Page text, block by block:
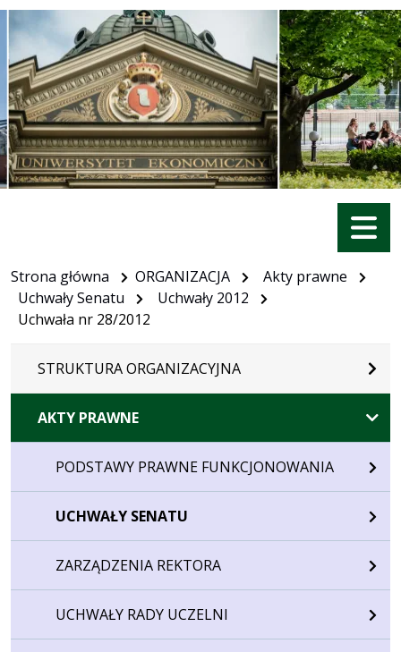
ciemną
Menu
Strona główna ORGANIZACJA
Akty prawne
Uchwały Senatu
Uchwały 2012
Uchwała nr 28/2012
STRUKTURA ORGANIZACYJNA
AKTY PRAWNE
PODSTAWY PRAWNE FUNKCJONOWANIA
UCHWAŁY SENATU
ZARZĄDZENIA REKTORA
UCHWAŁY RADY UCZELNI